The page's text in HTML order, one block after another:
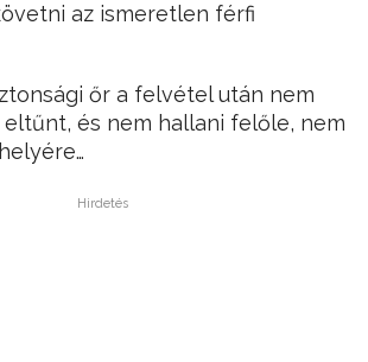
az ismeretlen férfi
őr a felvétel után nem
és nem hallani felőle, nem
Hirdetés